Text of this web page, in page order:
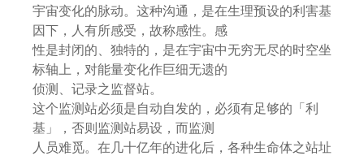
宇宙变化的脉动。这种沟通，是在生理预设的利害基
因下，人有所感受，故称感性。感
性是封闭的、独特的，是在宇宙中无穷无尽的时空坐
标轴上，对能量变化作巨细无遗的
侦测、记录之监督站。
这个监测站必须是自动自发的，必须有足够的「利
基」，否则监测站易设，而监测
人员难觅。在几十亿年的进化后，各种生命体之站址